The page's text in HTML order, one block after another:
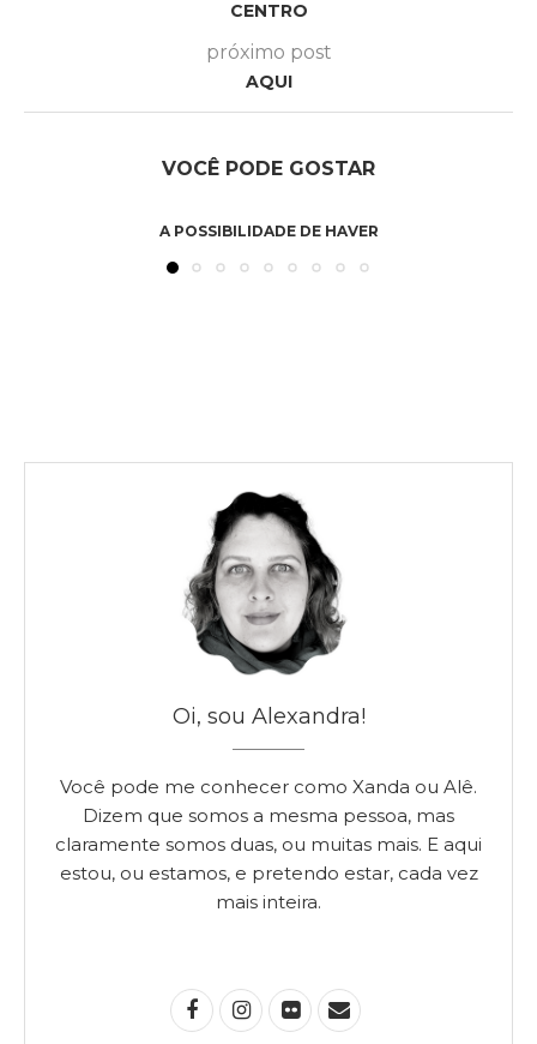
CENTRO
próximo post
AQUI
VOCÊ PODE GOSTAR
A POSSIBILIDADE DE HAVER
Oi, sou Alexandra!
Você pode me conhecer como Xanda ou Alê.
Dizem que somos a mesma pessoa, mas
claramente somos duas, ou muitas mais. E aqui
estou, ou estamos, e pretendo estar, cada vez
mais inteira.